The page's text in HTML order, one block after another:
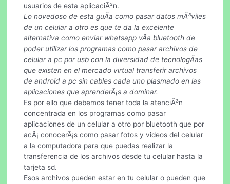
usuarios de esta aplicaciÃ³n.
Lo novedoso de esta guÃ­a como pasar datos mÃ³viles
de un celular a otro es que te da la excelente
alternativa como enviar whatsapp vÃ­a bluetooth de
poder utilizar los programas como pasar archivos de
celular a pc por usb con la diversidad de tecnologÃ­as
que existen en el mercado virtual transferir archivos
de android a pc sin cables cada uno plasmado en las
aplicaciones que aprenderÃ¡s a dominar.
Es por ello que debemos tener toda la atenciÃ³n
concentrada en los programas como pasar
aplicaciones de un celular a otro por bluetooth que por
acÃ¡ conocerÃ¡s como pasar fotos y videos del celular
a la computadora para que puedas realizar la
transferencia de los archivos desde tu celular hasta la
tarjeta sd.
Esos archivos pueden estar en tu celular o pueden que